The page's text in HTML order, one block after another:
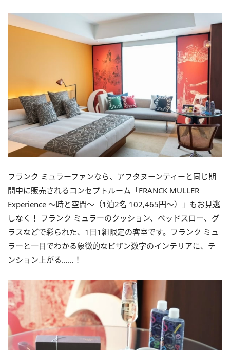
フランク ミュラーファンなら、アフタヌーンティーと同じ期
間中に販売されるコンセプトルーム「FRANCK MULLER
Experience ～時と空間～（1泊2名 102,465円～）」もお見逃
しなく！ フランク ミュラーのクッション、ベッドスロー、グ
ラスなどで彩られた、1日1組限定の客室です。フランク ミュ
ラーと一目でわかる象徴的なビザン数字のインテリアに、テ
ンション上がる……！